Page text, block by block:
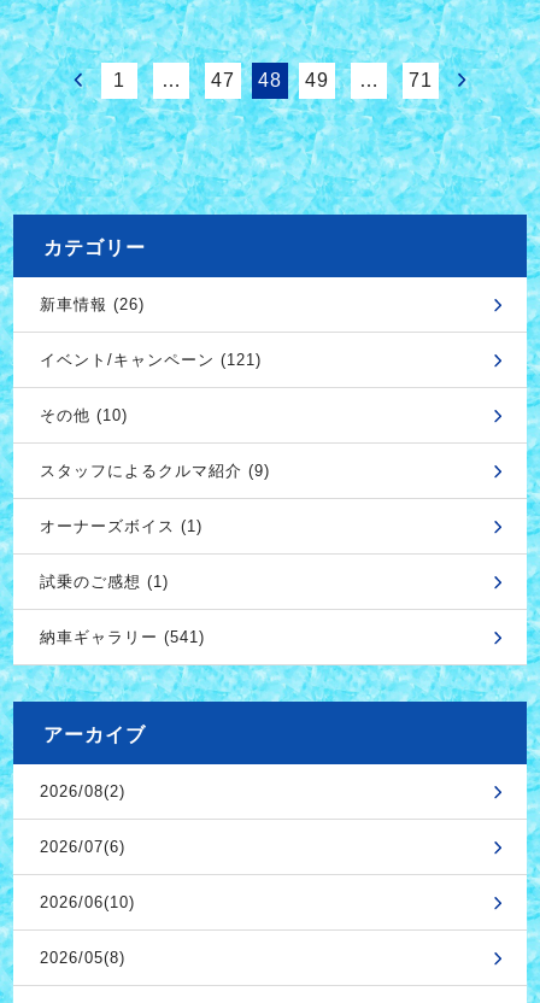
1 … 47 48 49 … 71
カテゴリー
新車情報 (26)
イベント/キャンペーン (121)
その他 (10)
スタッフによるクルマ紹介 (9)
オーナーズボイス (1)
試乗のご感想 (1)
納車ギャラリー (541)
アーカイブ
2026/08(2)
2026/07(6)
2026/06(10)
2026/05(8)